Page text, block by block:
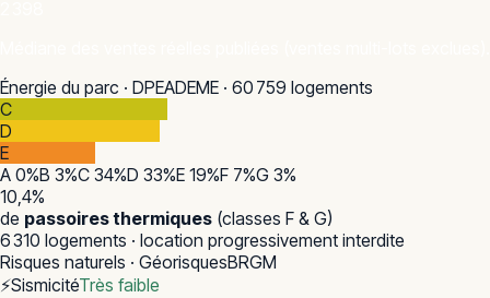
Énergie du parc · DPEADEME · 60 759 logements
C
D
E
A 0%B 3%C 34%D 33%E 19%F 7%G 3%
10,4%
de passoires thermiques (classes F & G)
6 310 logements · location progressivement interdite
Risques naturels · GéorisquesBRGM
⚡SismicitéTrès faible